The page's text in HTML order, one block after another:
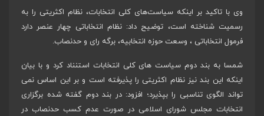
وی با تاکید بر اینکه سیاست‌های کلی انتخابات، نظام اکثریتی را به
رسمیت شناخته است، توضیح داد: نظام انتخاباتی چهار عنصر دارد
فرمول انتخاباتی ، وسعت حوزه انتخابیه، برگه رای و حدنصاب.
شمسا به بند دوم سیاست های کلی انتخابات استنناد کرد و با بیان
اینکه این بند نیز نظام اکثریتی را پذیرفته است و بر این اساس نمی
تواند الگوی تناسبی را بپذیرد؛ افزود: در بند دوم گفته شده برگزاری
انتخابات مجلس شورای اسلامی در صورت عدم کسب حدنصاب در